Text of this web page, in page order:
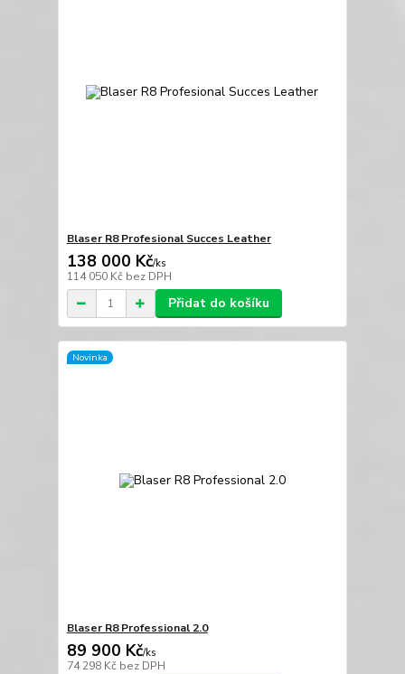
Blaser R8 Profesional Succes Leather
138 000 Kč/ks
114 050 Kč bez DPH
Přidat do košíku
Novinka
Blaser R8 Professional 2.0
89 900 Kč/ks
74 298 Kč bez DPH